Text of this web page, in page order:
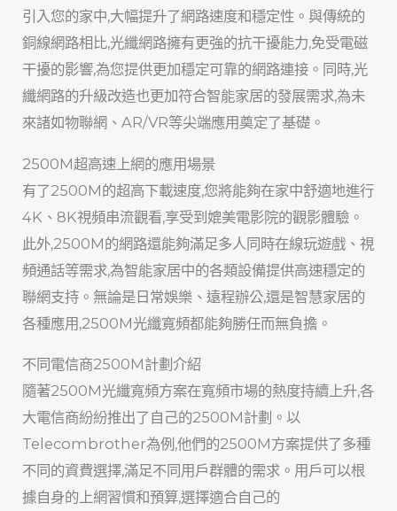
引入您的家中,大幅提升了網路速度和穩定性。與傳統的
銅線網路相比,光纖網路擁有更強的抗干擾能力,免受電磁
干擾的影響,為您提供更加穩定可靠的網路連接。同時,光
纖網路的升級改造也更加符合智能家居的發展需求,為未
來諸如物聯網、AR/VR等尖端應用奠定了基礎。
2500M超高速上網的應用場景
有了2500M的超高下載速度,您將能夠在家中舒適地進行
4K、8K視頻串流觀看,享受到媲美電影院的觀影體驗。
此外,2500M的網路還能夠滿足多人同時在線玩遊戲、視
頻通話等需求,為智能家居中的各類設備提供高速穩定的
聯網支持。無論是日常娛樂、遠程辦公,還是智慧家居的
各種應用,2500M光纖寬頻都能夠勝任而無負擔。
不同電信商2500M計劃介紹
隨著2500M光纖寬頻方案在寬頻市場的熱度持續上升,各
大電信商紛紛推出了自己的2500M計劃。以
Telecombrother為例,他們的2500M方案提供了多種
不同的資費選擇,滿足不同用戶群體的需求。用戶可以根
據自身的上網習慣和預算,選擇適合自己的